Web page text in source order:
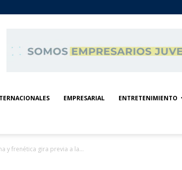
EMPRESARIAL ENTRETENIMIENTO
y frenética gira previa a la...